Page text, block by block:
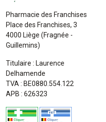
Pharmacie des Franchises
Place des Franchises, 3
4000 Liège (Fragnée -
Guillemins)
Titulaire : Laurence
Delhamende
TVA : BE0880.554.122
APB : 626323